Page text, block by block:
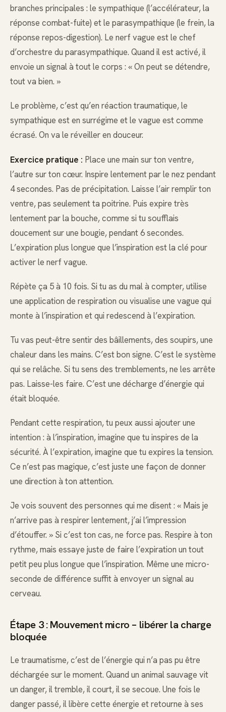
branches principales : le sympathique (l’accélérateur, la
réponse combat-fuite) et le parasympathique (le frein, la
réponse repos-digestion). Le nerf vague est le chef
d’orchestre du parasympathique. Quand il est activé, il
envoie un signal à tout le corps : « On peut se détendre,
tout va bien. »
Le problème, c’est qu’en réaction traumatique, le
sympathique est en surrégime et le vague est comme
écrasé. On va le réveiller en douceur.
Exercice pratique : Place une main sur ton ventre,
l’autre sur ton cœur. Inspire lentement par le nez pendant
4 secondes. Pas de précipitation. Laisse l’air remplir ton
ventre, pas seulement ta poitrine. Puis expire très
lentement par la bouche, comme si tu soufflais
doucement sur une bougie, pendant 6 secondes.
L’expiration plus longue que l’inspiration est la clé pour
activer le nerf vague.
Répète ça 5 à 10 fois. Si tu as du mal à compter, utilise
une application de respiration ou visualise une vague qui
monte à l’inspiration et qui redescend à l’expiration.
Tu vas peut-être sentir des bâillements, des soupirs, une
chaleur dans les mains. C’est bon signe. C’est le système
qui se relâche. Si tu sens des tremblements, ne les arrête
pas. Laisse-les faire. C’est une décharge d’énergie qui
était bloquée.
Pendant cette respiration, tu peux aussi ajouter une
intention : à l’inspiration, imagine que tu inspires de la
sécurité. À l’expiration, imagine que tu expires la tension.
Ce n’est pas magique, c’est juste une façon de donner
une direction à ton attention.
Je vois souvent des personnes qui me disent : « Mais je
n’arrive pas à respirer lentement, j’ai l’impression
d’étouffer. » Si c’est ton cas, ne force pas. Respire à ton
rythme, mais essaye juste de faire l’expiration un tout
petit peu plus longue que l’inspiration. Même une micro-
seconde de différence suffit à envoyer un signal au
cerveau.
Étape 3 : Mouvement micro – libérer la charge
bloquée
Le traumatisme, c’est de l’énergie qui n’a pas pu être
déchargée sur le moment. Quand un animal sauvage vit
un danger, il tremble, il court, il se secoue. Une fois le
danger passé, il libère cette énergie et retourne à ses